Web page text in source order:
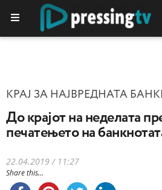
КРАЈ ЗА НАЈВРЕДНАТА
До крајот на неделата
печатењето на
22.04.2019 / 11:27
Share this...